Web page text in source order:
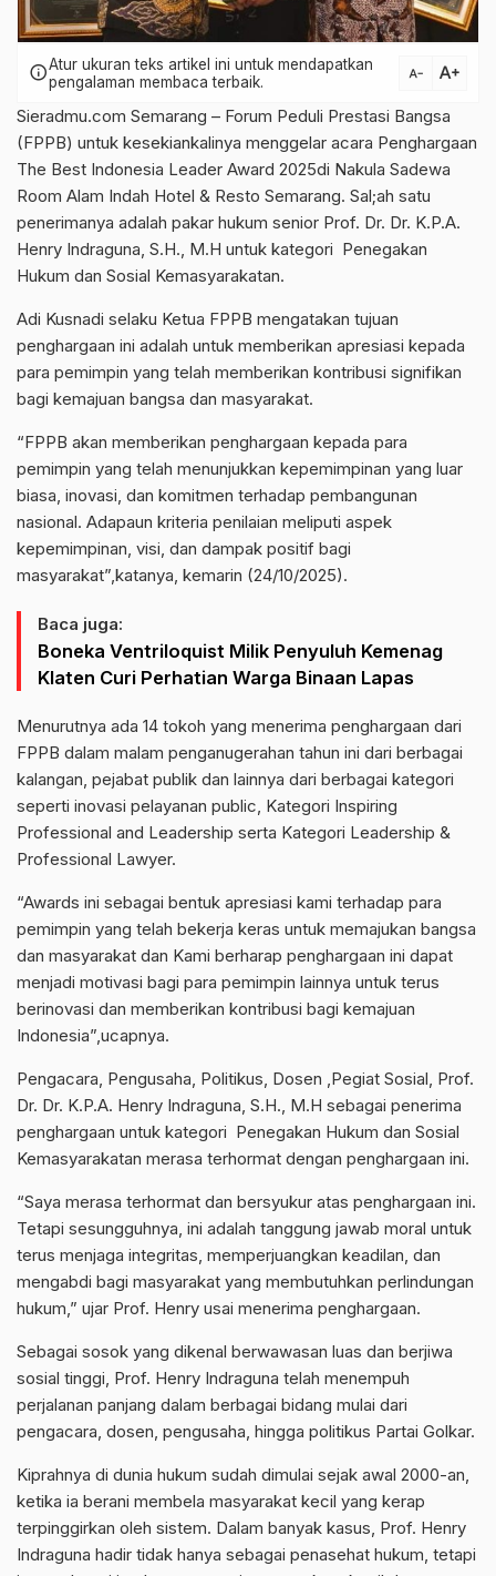
infoAtur ukuran teks artikel ini untuk mendapatkan
pengalaman membaca terbaik.
text_decrease text_increase
Sieradmu.com Semarang – Forum Peduli Prestasi Bangsa
(FPPB) untuk kesekiankalinya menggelar acara Penghargaan
The Best Indonesia Leader Award 2025di Nakula Sadewa
Room Alam Indah Hotel & Resto Semarang. Sal;ah satu
penerimanya adalah pakar hukum senior Prof. Dr. Dr. K.P.A.
Henry Indraguna, S.H., M.H untuk kategori Penegakan
Hukum dan Sosial Kemasyarakatan.
Adi Kusnadi selaku Ketua FPPB mengatakan tujuan
penghargaan ini adalah untuk memberikan apresiasi kepada
para pemimpin yang telah memberikan kontribusi signifikan
bagi kemajuan bangsa dan masyarakat.
“FPPB akan memberikan penghargaan kepada para
pemimpin yang telah menunjukkan kepemimpinan yang luar
biasa, inovasi, dan komitmen terhadap pembangunan
nasional. Adapaun kriteria penilaian meliputi aspek
kepemimpinan, visi, dan dampak positif bagi
masyarakat”,katanya, kemarin (24/10/2025).
Baca juga:
Boneka Ventriloquist Milik Penyuluh Kemenag
Klaten Curi Perhatian Warga Binaan Lapas
Menurutnya ada 14 tokoh yang menerima penghargaan dari
FPPB dalam malam penganugerahan tahun ini dari berbagai
kalangan, pejabat publik dan lainnya dari berbagai kategori
seperti inovasi pelayanan public, Kategori Inspiring
Professional and Leadership serta Kategori Leadership &
Professional Lawyer.
“Awards ini sebagai bentuk apresiasi kami terhadap para
pemimpin yang telah bekerja keras untuk memajukan bangsa
dan masyarakat dan Kami berharap penghargaan ini dapat
menjadi motivasi bagi para pemimpin lainnya untuk terus
berinovasi dan memberikan kontribusi bagi kemajuan
Indonesia”,ucapnya.
Pengacara, Pengusaha, Politikus, Dosen ,Pegiat Sosial, Prof.
Dr. Dr. K.P.A. Henry Indraguna, S.H., M.H sebagai penerima
penghargaan untuk kategori Penegakan Hukum dan Sosial
Kemasyarakatan merasa terhormat dengan penghargaan ini.
“Saya merasa terhormat dan bersyukur atas penghargaan ini.
Tetapi sesungguhnya, ini adalah tanggung jawab moral untuk
terus menjaga integritas, memperjuangkan keadilan, dan
mengabdi bagi masyarakat yang membutuhkan perlindungan
hukum,” ujar Prof. Henry usai menerima penghargaan.
Sebagai sosok yang dikenal berwawasan luas dan berjiwa
sosial tinggi, Prof. Henry Indraguna telah menempuh
perjalanan panjang dalam berbagai bidang mulai dari
pengacara, dosen, pengusaha, hingga politikus Partai Golkar.
Kiprahnya di dunia hukum sudah dimulai sejak awal 2000-an,
ketika ia berani membela masyarakat kecil yang kerap
terpinggirkan oleh sistem. Dalam banyak kasus, Prof. Henry
Indraguna hadir tidak hanya sebagai penasehat hukum, tetapi